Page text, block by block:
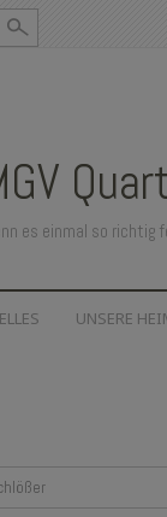
es einmal so
UNSERE